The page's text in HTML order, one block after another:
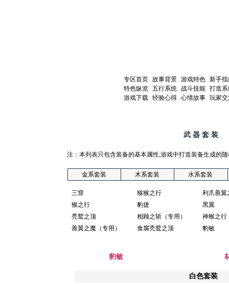
专区首页 故事背景 游戏特色 新手
特色纵览 五行系统 战斗技能 打造
游戏下载 经验心得 心情故事 玩家
武 器 套 装
注：本列表只包含装备的基本属性,游戏中打造装备生成的
金系套装 木系套装 水系套装
三窟 猕猴之行
利爪善翼
猴之行
豹捷
黑翼
秃鹫之顶
相顾之斩（专用）
神猴之行
善翼之魔（专用）
食腐秃鹫之顶 豹敏
豹敏
白色套装